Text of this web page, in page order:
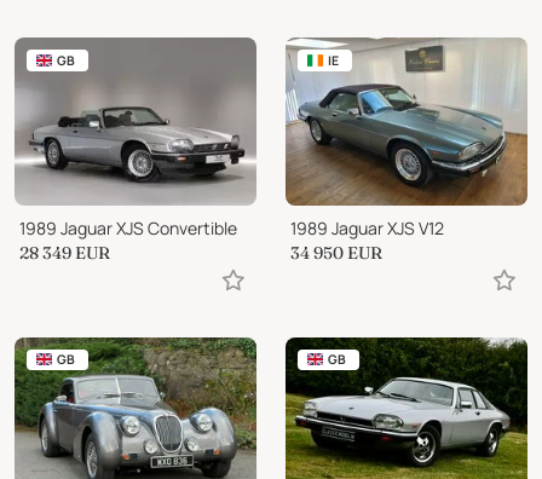
GB
1989 Jaguar XJS Convertible
28 349 EUR
IE
1989 Jaguar XJS V12
34 950 EUR
GB GB